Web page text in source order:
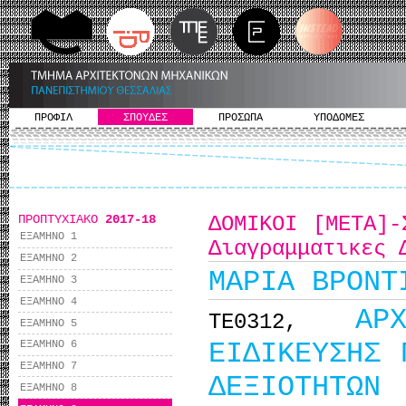
ΠΡΟΦΙΛ ΣΠΟΥΔΕΣ ΠΡΟΣΩΠΑ ΥΠΟΔΟΜΕΣ
ΠΡΟΠΤΥΧΙΑΚΟ 2017-18
ΕΞΑΜΗΝΟ 1
ΕΞΑΜΗΝΟ 2
ΕΞΑΜΗΝΟ 3
ΕΞΑΜΗΝΟ 4
ΕΞΑΜΗΝΟ 5
ΕΞΑΜΗΝΟ 6
ΕΞΑΜΗΝΟ 7
ΕΞΑΜΗΝΟ 8
ΔΟΜΙΚΟΙ [ΜΕΤΑ]-
Διαγραμματικες
ΜΑΡΙΑ
ΤΕ0312,
ΕΙΔΙΚΕΥΣΗΣ
ΔΕΞΙΟΤΗΤΩΝ